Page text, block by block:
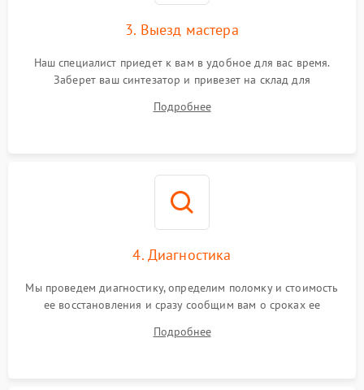
3. Выезд мастера
Наш специалист приедет к вам в удобное для вас время.
Заберет ваш синтезатор и привезет на склад для
Подробнее
4. Диагностика
Мы проведем диагностику, определим поломку и стоимость
ее восстановления и сразу сообщим вам о сроках ее
Подробнее